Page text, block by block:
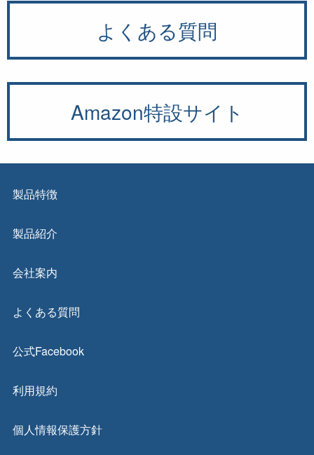
よくある質問
Amazon特設サイト
製品特徴
製品紹介
会社案内
よくある質問
公式Facebook
利用規約
個人情報保護方針